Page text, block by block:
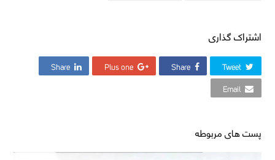
اشتراک گذاری
Tweet
Share
Plus one
Share
Email
پست های مربوطه